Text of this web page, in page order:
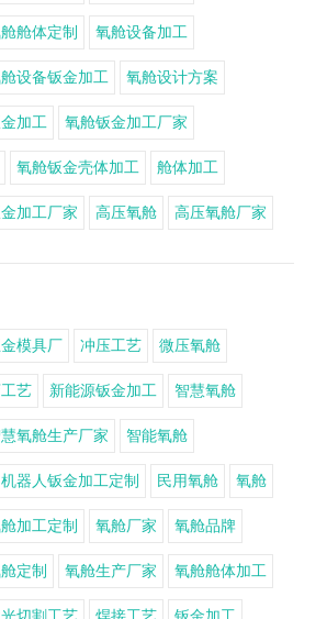
舱体定制 氧舱设备加工
设备钣金加工 氧舱设计方案
加工 氧舱钣金加工厂家
氧舱钣金壳体加工 舱体加工
加工厂家 高压氧舱 高压氧舱厂家
模具厂 冲压工艺 微压氧舱
艺 新能源钣金加工 智慧氧舱
氧舱生产厂家 智能氧舱
机器人钣金加工定制 民用氧舱 氧舱
加工定制 氧舱厂家 氧舱品牌
定制 氧舱生产厂家 氧舱舱体加工